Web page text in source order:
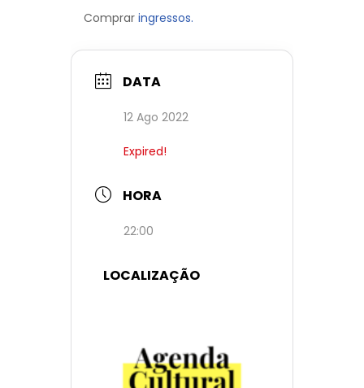
Comprar ingressos.
DATA
12 Ago 2022
Expired!
HORA
22:00
LOCALIZAÇÃO